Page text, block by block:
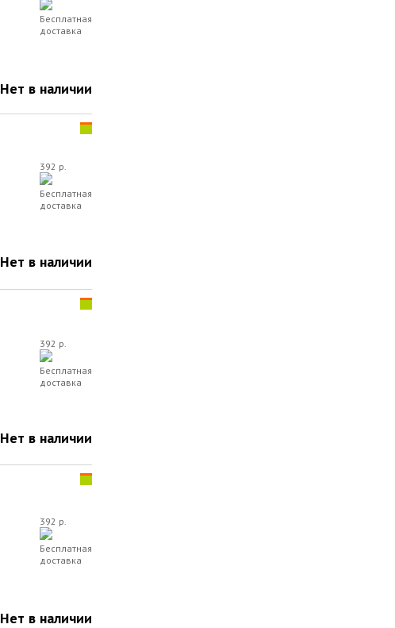
Бесплатная
доставка
Нет в наличии
392 р.
Бесплатная
доставка
Нет в наличии
392 р.
Бесплатная
доставка
Нет в наличии
392 р.
Бесплатная
доставка
Нет в наличии